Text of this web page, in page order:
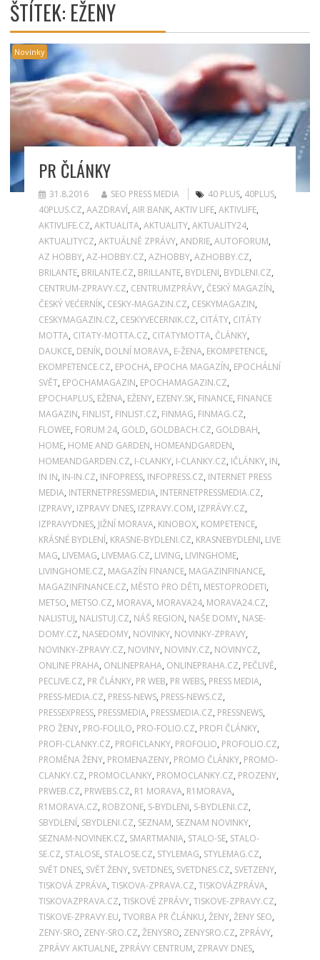
ŠTÍTEK: EŽENY
Novinky
PR ČLÁNKY
31.8.2016 SEO PRESS MEDIA 40 PLUS, 40PLUS,
40PLUS.CZ, AAZDRAVÍ, AIR BANK, AKTIV LIFE, AKTIVLIFE,
AKTIVLIFE.CZ, AKTUALITA, AKTUALITY, AKTUALITY24,
AKTUALITYCZ, AKTUÁLNĚ ZPRÁVY, ANDRIE, AUTOFORUM,
AZ HOBBY, AZ-HOBBY.CZ, AZHOBBY, AZHOBBY.CZ,
BRILANTE, BRILANTE.CZ, BRILLANTE, BYDLENI, BYDLENI.CZ,
CENTRUM-ZPRAVY.CZ, CENTRUMZPRÁVY, ČESKÝ MAGAZÍN,
ČESKÝ VEĆERNÍK, CESKY-MAGAZIN.CZ, CESKYMAGAZIN,
CESKYMAGAZIN.CZ, CESKYVECERNIK.CZ, CITÁTY, CITÁTY
MOTTA, CITATY-MOTTA.CZ, CITATYMOTTA, ČLÁNKY,
DAUKCE, DENÍK, DOLNÍ MORAVA, E-ŽENA, EKOMPETENCE,
EKOMPETENCE.CZ, EPOCHA, EPOCHA MAGAZÍN, EPOCHÁLNÍ
SVĚT, EPOCHAMAGAZIN, EPOCHAMAGAZIN.CZ,
EPOCHAPLUS, EŽENA, EŽENY, EZENY.SK, FINANCE, FINANCE
MAGAZIN, FINLIST, FINLIST.CZ, FINMAG, FINMAG.CZ,
FLOWEE, FORUM 24, GOLD, GOLDBACH.CZ, GOLDBAH,
HOME, HOME AND GARDEN, HOMEANDGARDEN,
HOMEANDGARDEN.CZ, I-CLANKY, I-CLANKY.CZ, IČLÁNKY, IN,
IN IN, IN-IN.CZ, INFOPRESS, INFOPRESS.CZ, INTERNET PRESS
MEDIA, INTERNETPRESSMEDIA, INTERNETPRESSMEDIA.CZ,
IZPRAVY, IZPRAVY DNES, IZPRAVY.COM, IZPRÁVY.CZ,
IZPRAVYDNES, JIŽNÍ MORAVA, KINOBOX, KOMPETENCE,
KRÁSNÉ BYDLENÍ, KRASNE-BYDLENI.CZ, KRASNEBYDLENI, LIVE
MAG, LIVEMAG, LIVEMAG.CZ, LIVING, LIVINGHOME,
LIVINGHOME.CZ, MAGAZÍN FINANCE, MAGAZINFINANCE,
MAGAZINFINANCE.CZ, MĚSTO PRO DĚTI, MESTOPRODETI,
METSO, METSO.CZ, MORAVA, MORAVA24, MORAVA24.CZ,
NALISTUJ, NALISTUJ.CZ, NÁŠ REGION, NAŠE DOMY, NASE-
DOMY.CZ, NASEDOMY, NOVINKY, NOVINKY-ZPRAVY,
NOVINKY-ZPRAVY.CZ, NOVINY, NOVINY.CZ, NOVINYCZ,
ONLINE PRAHA, ONLINEPRAHA, ONLINEPRAHA.CZ, PEČLIVĚ,
PECLIVE.CZ, PR ČLÁNKY, PR WEB, PR WEBS, PRESS MEDIA,
PRESS-MEDIA.CZ, PRESS-NEWS, PRESS-NEWS.CZ,
PRESSEXPRESS, PRESSMEDIA, PRESSMEDIA.CZ, PRESSNEWS,
PRO ŽENY, PRO-FOLILO, PRO-FOLIO.CZ, PROFI ČLÁNKY,
PROFI-CLANKY.CZ, PROFICLANKY, PROFOLIO, PROFOLIO.CZ,
PROMĚNA ŽENY, PROMENAZENY, PROMO ČLÁNKY, PROMO-
CLANKY.CZ, PROMOCLANKY, PROMOCLANKY.CZ, PROZENY,
PRWEB.CZ, PRWEBS.CZ, R1 MORAVA, R1MORAVA,
R1MORAVA.CZ, ROBZONE, S-BYDLENI, S-BYDLENI.CZ,
SBYDLENÍ, SBYDLENI.CZ, SEZNAM, SEZNAM NOVINKY,
SEZNAM-NOVINEK.CZ, SMARTMANIA, STALO-SE, STALO-
SE.CZ, STALOSE, STALOSE.CZ, STYLEMAG, STYLEMAG.CZ,
SVĚT DNES, SVĚT ŽENY, SVETDNES, SVETDNES.CZ, SVETZENY,
TISKOVÁ ZPRÁVA, TISKOVA-ZPRAVA.CZ, TISKOVÁZPRÁVA,
TISKOVAZPRAVA.CZ, TISKOVÉ ZPRÁVY, TISKOVE-ZPRAVY.CZ,
TISKOVE-ZPRAVY.EU, TVORBA PR ČLÁNKU, ŽENY, ŽENY SEO,
ZENY-SRO, ZENY-SRO.CZ, ŽENYSRO, ZENYSRO.CZ, ZPRÁVY,
ZPRÁVY AKTUALNE, ZPRÁVY CENTRUM, ZPRAVY DNES,